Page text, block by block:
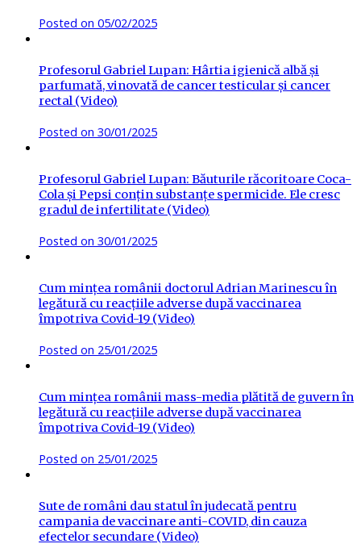
Posted on 05/02/2025
Profesorul Gabriel Lupan: Hârtia igienică albă și
parfumată, vinovată de cancer testicular și cancer
rectal (Video)
Posted on 30/01/2025
Profesorul Gabriel Lupan: Băuturile răcoritoare Coca-
Cola și Pepsi conțin substanțe spermicide. Ele cresc
gradul de infertilitate (Video)
Posted on 30/01/2025
Cum mințea românii doctorul Adrian Marinescu în
legătură cu reacțiile adverse după vaccinarea
împotriva Covid-19 (Video)
Posted on 25/01/2025
Cum mințea românii mass-media plătită de guvern în
legătură cu reacțiile adverse după vaccinarea
împotriva Covid-19 (Video)
Posted on 25/01/2025
Sute de români dau statul în judecată pentru
campania de vaccinare anti-COVID, din cauza
efectelor secundare (Video)